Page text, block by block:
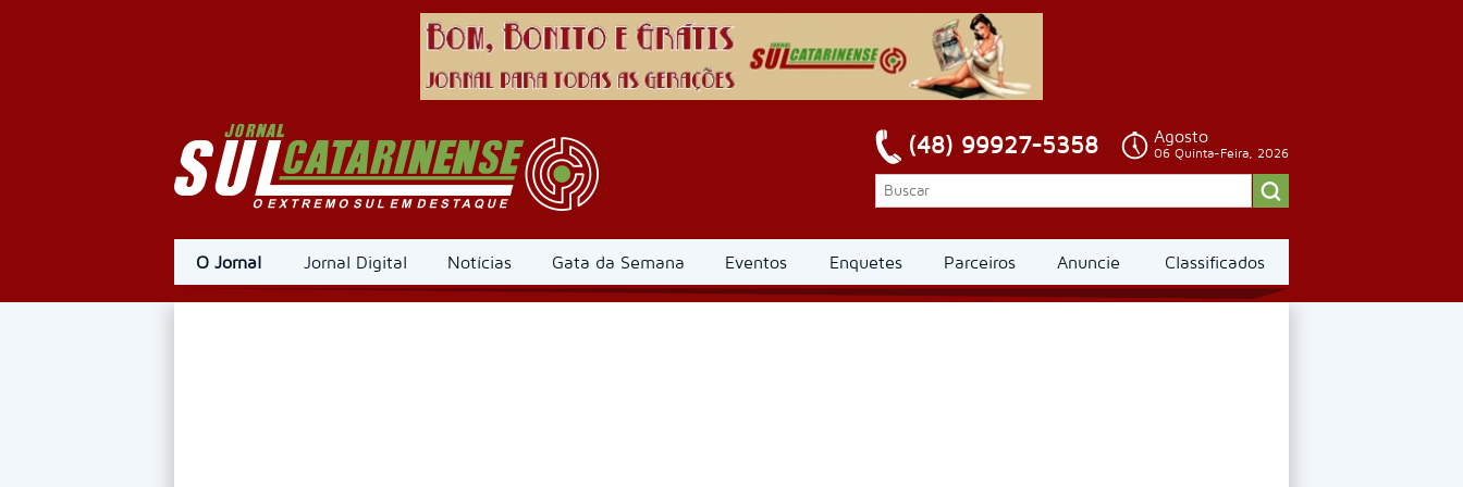
(48) 99927-5358 Agosto
06 Quinta-Feira, 2026
O Jornal Jornal Digital Notícias Gata da Semana Eventos Enquetes Parceiros Anuncie Classificados